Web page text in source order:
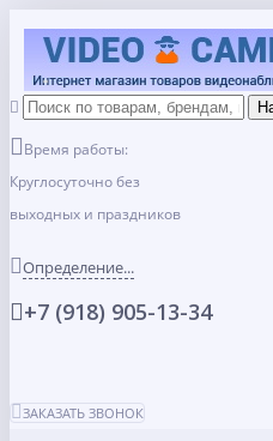
Время работы:
Круглосуточно без
выходных и праздников
Определение...
+7 (918) 905-13-34
ЗАКАЗАТЬ ЗВОНОК